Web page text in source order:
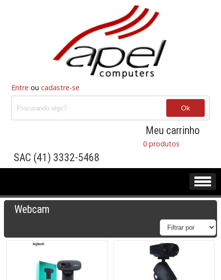
Entre ou cadastre-se
Meu carrinho
0 produtos
SAC (41) 3332-5468
Webcam